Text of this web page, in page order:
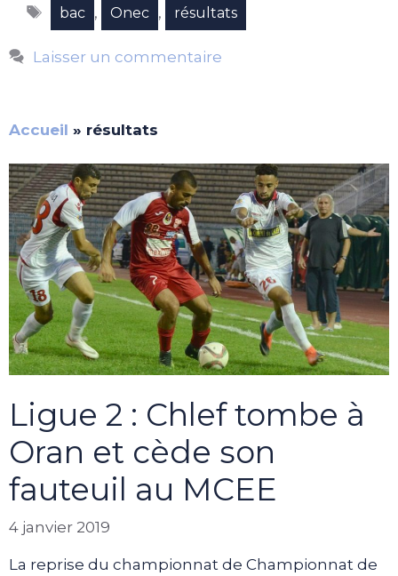
Étiquettes
bac , Onec , résultats
Laisser un commentaire
Accueil » résultats
Ligue 2 : Chlef tombe à
Oran et cède son
fauteuil au MCEE
4 janvier 2019
La reprise du championnat de Championnat de